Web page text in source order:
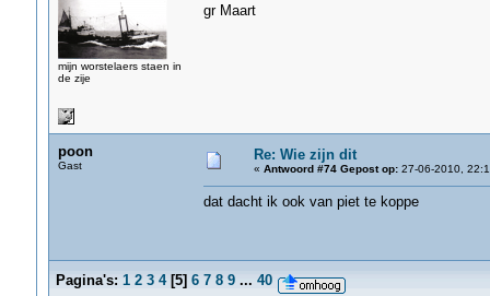
mijn worstelaers staen in
de zije
gr Maart
poon
Gast
Re: Wie zijn dit
« Antwoord #74 Gepost op:27-06-2010,
dat dacht ik ook van piet te koppe
Pagina's: 1 2 3 4[5] 6 7 8 9 ... 40